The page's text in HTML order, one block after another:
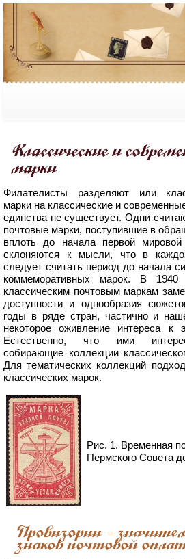
Классические и
марки
Филателисты разделяют или
марки на классические и
единства не существует. Одни
почтовые марки, поступившие в
вплоть до начала первой
склоняются к мысли, что в
следует считать период до начала
коммеморативных марок. В
классическим почтовым маркам
доступности и однообразия
годы в ряде стран, частично и
некоторое оживление интереса к
Естественно, что ими
собирающие коллекции
Для тематических коллекций
классических марок.
Рис. 1. Временная
Пермского Совета
Провизории -
знаков почтовой